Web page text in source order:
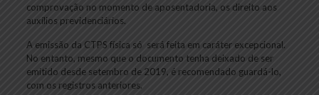
comprovação no momento de aposentadoria, os direito aos
auxílios previdenciários.
A emissão da CTPS física só será feita em caráter excepcional.
No entanto, mesmo que o documento tenha deixado de ser
emitido desde setembro de 2019, é recomendado guardá-lo,
com os registros anteriores.